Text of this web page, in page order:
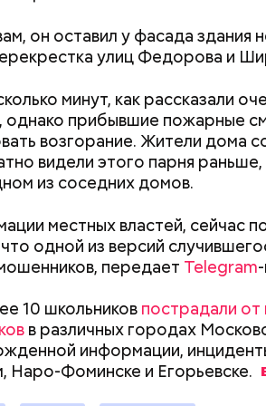
он оставил у фасада здания
улиц Федорова и
минут, как рассказали
однако прибывшие пожарные
возгорание. Жители дома
видели этого парня
из соседних домов.
местных властей, сейчас
одной из версий
передает Telegram
10 школьников пострадали от
в различных городах
информации,
Наро-Фоминске и Егорьевске.
В квартире
видеонаблюдения. На
Артем Миссюра, который
и подсыпал им в еду
младшая сестра.
отправились в село Чанко,
Въезд и выезд в город
патрулируют улицы,
Как поменять батареи дома и
не получить штраф